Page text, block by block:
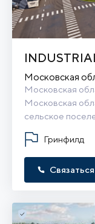
Московская
Московская
Московская
сельское
Гринфилд
Связаться